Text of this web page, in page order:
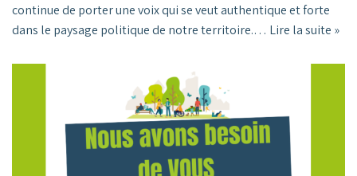
continue de porter une voix qui se veut authentique et forte
dans le paysage politique de notre territoire.… Lire la suite »